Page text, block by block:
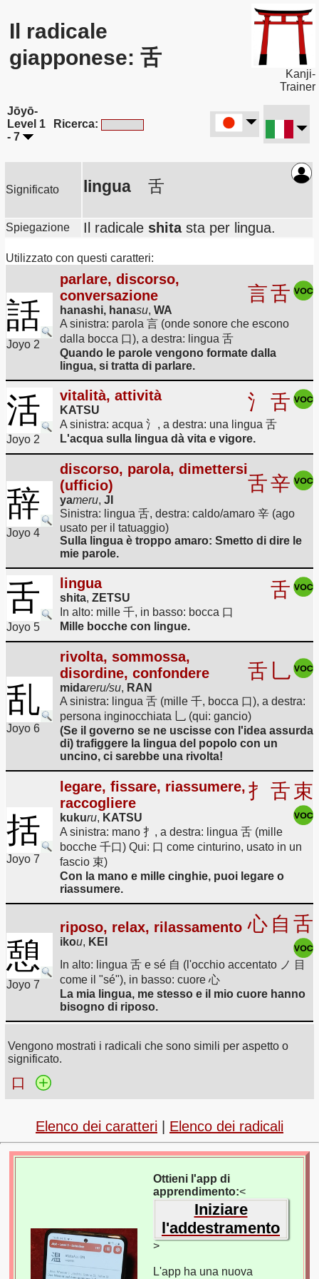
Il radicale
giapponese: 舌
Kanji-
Trainer
Jōyō-
Level 1
- 7
Ricerca:
Significato lingua 舌
Spiegazione Il radicale shitasta per lingua.
Utilizzato con questi caratteri:
話
Joyo 2
parlare, discorso,
conversazione
hanashi, hanasu, WA
言舌
A sinistra: parola 言 (onde sonore che escono
dalla bocca 口), a destra: lingua 舌
Quando le parole vengono formate dalla
lingua, si tratta di parlare.
活
Joyo 2
vitalità, attività
KATSU 氵 舌
A sinistra: acqua 氵, a destra: una lingua 舌
L'acqua sulla lingua dà vita e vigore.
辞
Joyo 4
discorso, parola, dimettersi
(ufficio)
yameru, JI
舌辛
Sinistra: lingua 舌, destra: caldo/amaro 辛 (ago
usato per il tatuaggio)
Sulla lingua è troppo amaro: Smetto di dire le
mie parole.
舌
Joyo 5
lingua
shita, ZETSU 舌
In alto: mille 千, in basso: bocca 口
Mille bocche con lingue.
乱
Joyo 6
rivolta, sommossa,
disordine, confondere
midareru/su, RAN
舌 乚
A sinistra: lingua 舌 (mille 千, bocca 口), a destra:
persona inginocchiata 乚 (qui: gancio)
(Se il governo se ne uscisse con l'idea assurda
di) trafiggere la lingua del popolo con un
uncino, ci sarebbe una rivolta!
括
Joyo 7
legare, fissare, riassumere,
raccogliere
kukuru, KATSU
扌 舌束
A sinistra: mano 扌, a destra: lingua 舌 (mille
bocche 千口) Qui: 口 come cinturino, usato in un
fascio 束)
Con la mano e mille cinghie, puoi legare o
riassumere.
憩
Joyo 7
riposo, relax, rilassamento
ikou, KEI
心 自 舌
In alto: lingua 舌 e sé 自 (l'occhio accentato ノ 目
come il "sé"), in basso: cuore 心
La mia lingua, me stesso e il mio cuore hanno
bisogno di riposo.
Vengono mostrati i radicali che sono simili per aspetto o
significato.
口
Elenco dei caratteri Elenco dei radicali
Ottieni l'app di
apprendimento:<
Iniziare
l'addestramento
>
L'app ha una nuova